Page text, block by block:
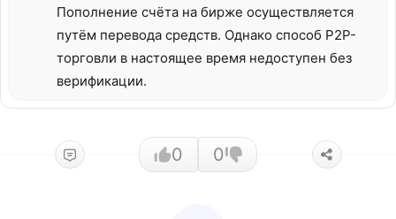
Пополнение счёта на бирже осуществляется
путём перевода средств. Однако способ P2P-
торговли в настоящее время недоступен без
верификации.
0 0